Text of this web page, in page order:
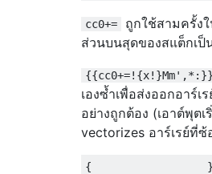
cc0+=
ถูกใช้สามครั้ง
ส่วนบนสุดของสแต็กเป็
เองซ้ำเพื่อส่งออกอาร์
อย่างถูกต้อง (เอาต์พุต
vectorizes อาร์เรย์ที่
{                  }X